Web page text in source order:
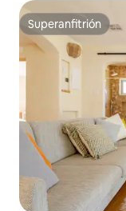
Superanfitrión
Superanfitrión